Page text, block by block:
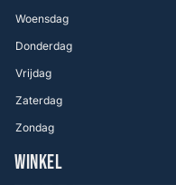
Woensdag
Donderdag
Vrijdag
Zaterdag
Zondag
WINKEL